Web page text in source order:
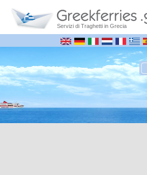
Servizi di Traghetti in Grecia